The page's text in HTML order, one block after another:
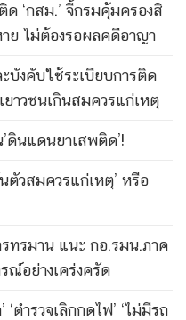
‘กสม.’ จี้กรมคุ้มครองสิ
าย ไม่ต้องรอผลคดีอาญา
บังคับใช้ระเบียบการติด
าวชนเกินสมควรแก่เหตุ
ดินแดนยาเสพติด’!
ตัวสมควรแก่เหตุ’ หรือ
ทรมาน แนะ กอ.รมน.ภาค
ณ์อย่างเคร่งครัด
ตำรวจเลิกกดไฟ’ ‘ไม่มีรถ